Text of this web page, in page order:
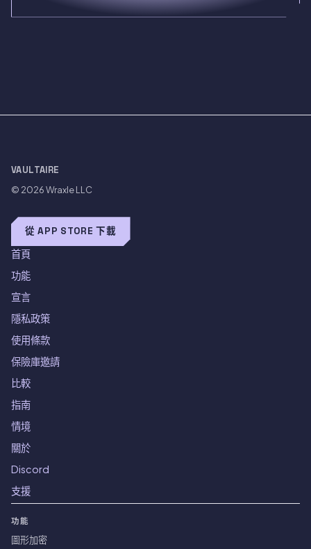
VAULTAIRE
© 2026Wraxle LLC
從 APP STORE 下載
首頁
功能
宣言
隱私政策
使用條款
保險庫邀請
比較
指南
情境
關於
Discord
支援
功能
圖形加密